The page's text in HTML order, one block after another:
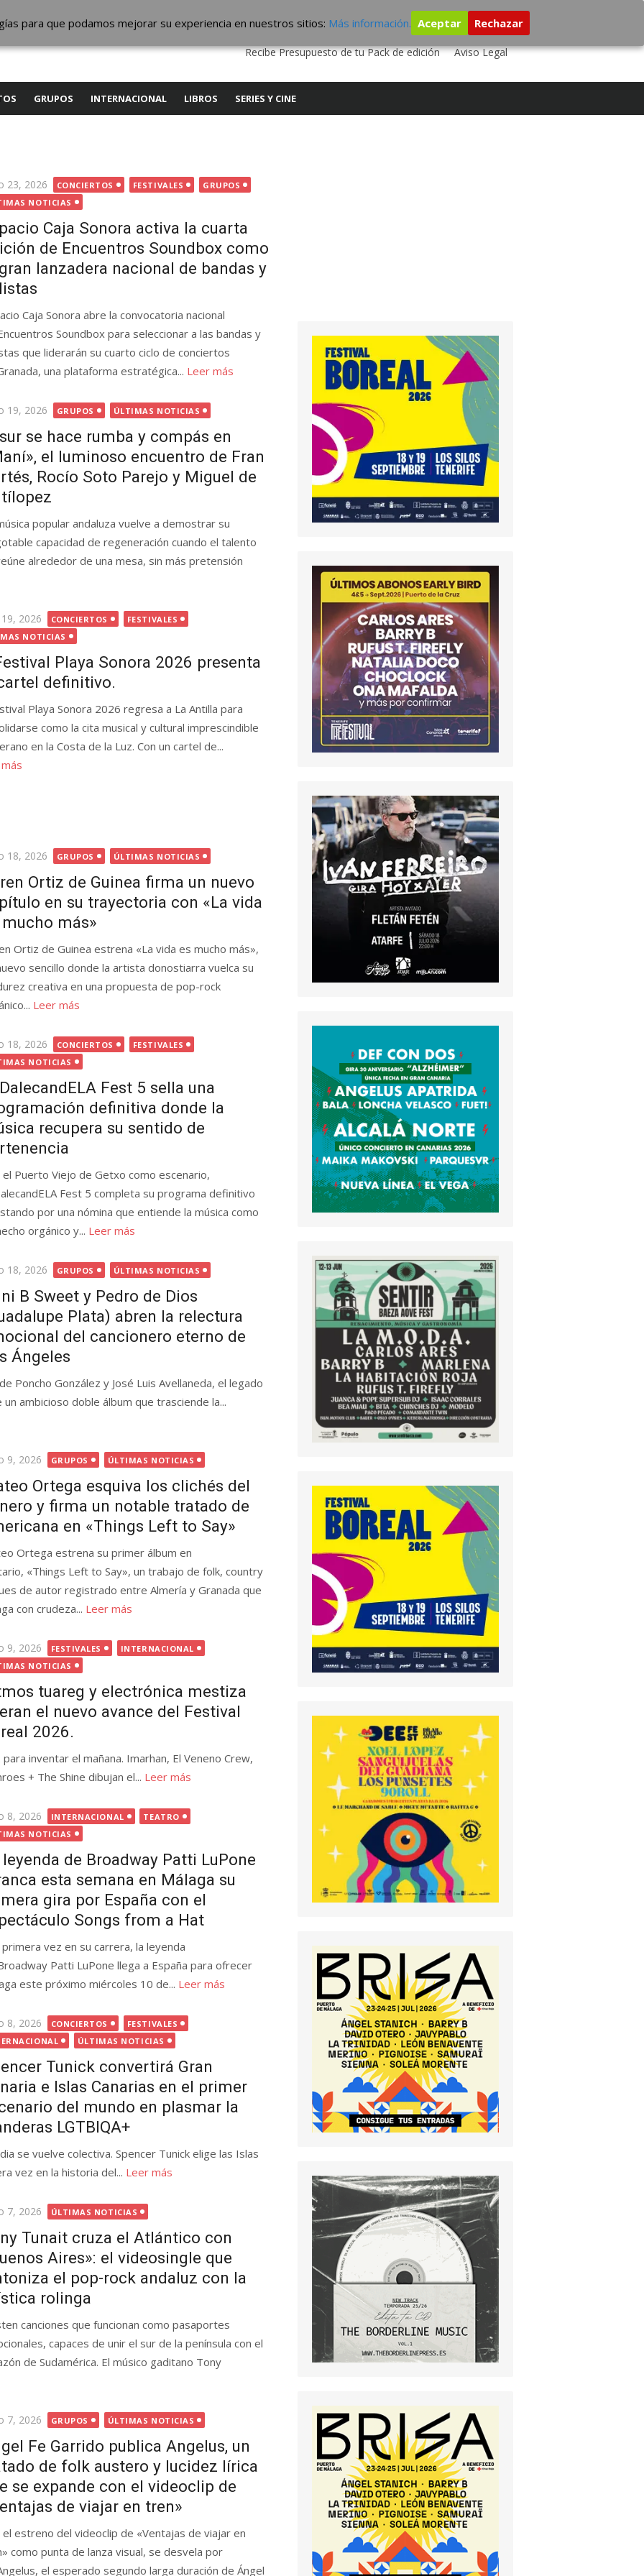
QUIENES SOMOS CONTACTO SERVICIOS EDITA TU DISCO
ESTUDIO DE GRABACIÓN
Recibe Presupuesto de tu Pack de edición
Aviso Legal
GRUPOS INTERNACIONAL LIBROS SERIES Y CINE
23, 2026 CONCIERTOS FESTIVALES
GRUPOS
NOTICIAS
Caja Sonora activa la cuarta
de Encuentros Soundbox como
lanzadera nacional de bandas y
Caja Sonora abre la convocatoria nacional
Soundbox para seleccionar a las bandas y
que liderarán su cuarto ciclo de conciertos
una plataforma estratégica... Leer más
19, 2026 GRUPOS ÚLTIMAS NOTICIAS
se hace rumba y compás en
el luminoso encuentro de Fran
Rocío Soto Parejo y Miguel de
popular andaluza vuelve a demostrar su
capacidad de regeneración cuando el talento
alrededor de una mesa, sin más pretensión
2026 CONCIERTOS
FESTIVALES
NOTICIAS
Playa Sonora 2026 presenta
definitivo.
Playa Sonora 2026 regresa a La Antilla para
como la cita musical y cultural imprescindible
en la Costa de la Luz. Con un cartel de...
18, 2026 GRUPOS ÚLTIMAS NOTICIAS
Ortiz de Guinea firma un nuevo
en su trayectoria con «La vida
mucho más»
Ortiz de Guinea estrena «La vida es mucho más»,
sencillo donde la artista donostiarra vuelca su
creativa en una propuesta de pop-rock
Leer más
18, 2026 CONCIERTOS
FESTIVALES
NOTICIAS
Fest 5 sella una
definitiva donde la
recupera su sentido de
el Puerto Viejo de Getxo como escenario,
Fest 5 completa su programa definitivo
por una nómina que entiende la música como
orgánico y... Leer más
18, 2026 GRUPOS ÚLTIMAS NOTICIAS
B Sweet y Pedro de Dios
Plata) abren la relectura
del cancionero eterno de
Ángeles
Poncho González y José Luis Avellaneda, el legado
ambicioso doble álbum que trasciende la...
9, 2026 GRUPOS ÚLTIMAS NOTICIAS
Ortega esquiva los clichés del
y firma un notable tratado de
en «Things Left to Say»
Ortega estrena su primer álbum en
«Things Left to Say», un trabajo de folk, country
de autor registrado entre Almería y Granada que
con crudeza... Leer más
9, 2026 FESTIVALES
INTERNACIONAL
NOTICIAS
tuareg y electrónica mestiza
el nuevo avance del Festival
2026.
inventar el mañana. Imarhan, El Veneno Crew,
+ The Shine dibujan el... Leer más
8, 2026 INTERNACIONAL
TEATRO
NOTICIAS
leyenda de Broadway Patti LuPone
esta semana en Málaga su
gira por España con el
Songs from a Hat
vez en su carrera, la leyenda
Patti LuPone llega a España para ofrecer
este próximo miércoles 10 de... Leer más
8, 2026 CONCIERTOS
FESTIVALES
ÚLTIMAS NOTICIAS
Tunick convertirá Gran
e Islas Canarias en el primer
del mundo en plasmar la
LGTBIQA+
se vuelve colectiva. Spencer Tunick elige las Islas
vez en la historia del... Leer más
7, 2026 ÚLTIMAS NOTICIAS
Tunait cruza el Atlántico con
Aires»: el videosingle que
el pop-rock andaluz con la
rolinga
canciones que funcionan como pasaportes
capaces de unir el sur de la península con el
de Sudamérica. El músico gaditano Tony
7, 2026 GRUPOS ÚLTIMAS NOTICIAS
Fe Garrido publica Angelus, un
de folk austero y lucidez lírica
se expande con el videoclip de
de viajar en tren»
el estreno del videoclip de «Ventajas de viajar en
como punta de lanza visual, se desvela por
el esperado segundo larga duración de Ángel
para que podamos mejorar su experiencia en nuestros sitios: Más información. Aceptar Rechazar